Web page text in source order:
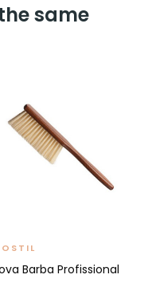
same
Barba Profissional